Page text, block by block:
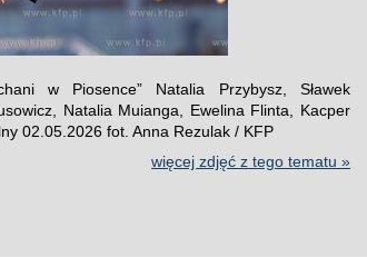
w Piosence” Natalia Przybysz, Sławek
Natalia Muianga, Ewelina Flinta, Kacper
02.05.2026 fot. Anna Rezulak / KFP
więcej zdjęć z tego tematu »